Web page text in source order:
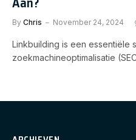
By Chris November 24, 2024
Linkbuilding is een essentiële
zoekmachineoptimalisatie